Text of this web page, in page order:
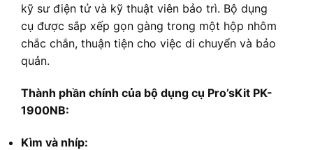
kỹ sư điện tử và kỹ thuật viên bảo trì. Bộ dụng
cụ được sắp xếp gọn gàng trong một hộp nhôm
chắc chắn, thuận tiện cho việc di chuyển và bảo
quản.
Thành phần chính của bộ dụng cụ Pro’sKit PK-
1900NB:
Kìm và nhíp: